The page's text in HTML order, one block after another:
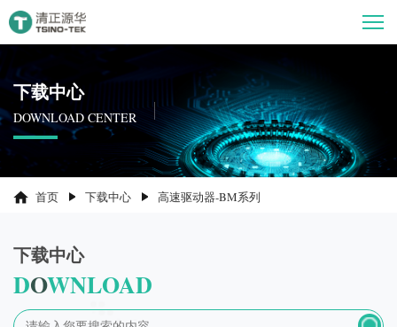
下载中心
DOWNLOAD CENTER
首页 下载中心 高速驱动器-BM系列
下载中心
DOWNLOAD